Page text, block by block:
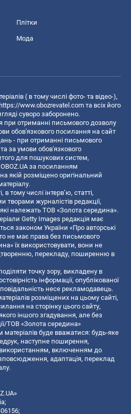
Плітки
Мода
( в тому числі фото- та відео-),
https://www.obozrevatel.com та всіх його
суворо заборонено.
при отриманні письмового дозволу
обов'язкового посилання на сайт
- при отриманні письмового
за умови обов'язкового
для пошукових систем,
за посиланням
якій розміщено оригінальний
тому числі інтерв’ю, статті,
журналістів редакції,
належать ТОВ «Золота середина».
Getty Images редакція має
законом України «Про авторські
не має права без письмового
їх використовувати, вони не
перекладу, поширенню в
точку зору, викладену в
інформації, опублікованої
несе рекламодавець.
розміщених на цьому сайті,
на сторінку цього сайту,
іншого згадування, але без
ТОВ «Золота середина»
буде вважатися: будь-яке
наступне поширення,
включенням до
адаптація, переклад